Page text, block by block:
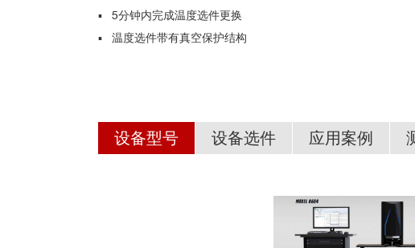
▪ 5分钟内完成温度选件更换
▪ 温度选件带有真空保护结构
设备型号 设备选件 应用案例
地质领域：VSM搭载全新FORC分析磁性矿物
Lake Shore 8600系列振动样品磁强计-中文资料.pdf
新